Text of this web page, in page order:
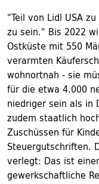
"Teil von Lidl USA
zu sein." Bis 2022
Ostküste mit 550
verarmten
wohnortnah - sie
für die etwa 4.000
niedriger sein als in
zudem staatlich
Zuschüssen für
Steuergutschriften.
verlegt: Das ist
gewerkschaftliche